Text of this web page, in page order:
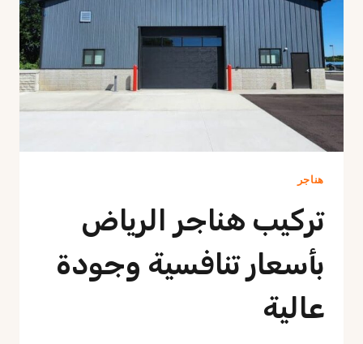
هناجر
تركيب هناجر الرياض
بأسعار تنافسية وجودة
عالية